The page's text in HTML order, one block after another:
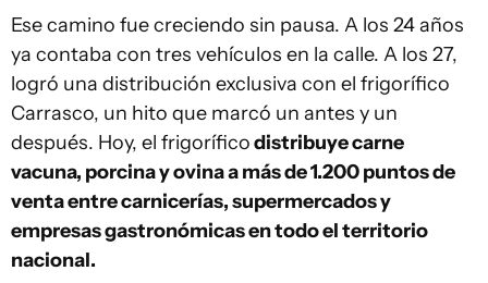
Ese camino fue creciendo sin pausa. A los 24 años
ya contaba con tres vehículos en la calle. A los 27,
logró una distribución exclusiva con el frigorífico
Carrasco, un hito que marcó un antes y un
después. Hoy, el frigoríficodistribuye carne
vacuna, porcina y ovina a más de 1.200 puntos de
venta entre carnicerías, supermercados y
empresas gastronómicas en todo el territorio
nacional.